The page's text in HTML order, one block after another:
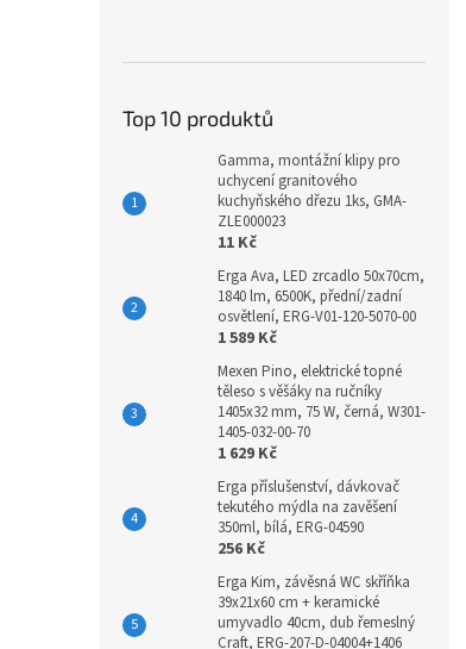
Top 10 produktů
Gamma, montážní klipy pro
uchycení granitového
kuchyňského dřezu 1ks, GMA-
ZLE000023
11 Kč
Erga Ava, LED zrcadlo 50x70cm,
1840 lm, 6500K, přední/zadní
osvětlení, ERG-V01-120-5070-00
1 589 Kč
Mexen Pino, elektrické topné
těleso s věšáky na ručníky
1405x32 mm, 75 W, černá, W301-
1405-032-00-70
1 629 Kč
Erga příslušenství, dávkovač
tekutého mýdla na zavěšení
350ml, bílá, ERG-04590
256 Kč
Erga Kim, závěsná WC skříňka
39x21x60 cm + keramické
umyvadlo 40cm, dub řemeslný
Craft, ERG-207-D-04004+1406